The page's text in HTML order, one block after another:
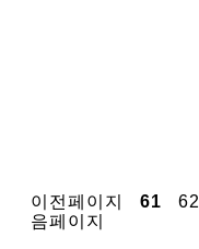
이전페이지 61 62
음페이지